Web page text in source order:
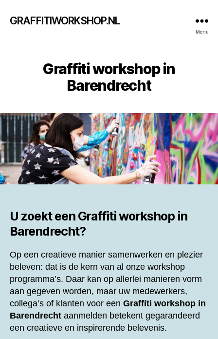
GRAFFITIWORKSHOP.NL
Menu
Graffiti workshop in
Barendrecht
U zoekt een Graffiti workshop in
Barendrecht?
Op een creatieve manier samenwerken en plezier
beleven: dat is de kern van al onze workshop
programma’s. Daar kan op allerlei manieren vorm
aan gegeven worden, maar uw medewerkers,
collega’s of klanten voor een Graffiti workshop in
Barendrecht aanmelden betekent gegarandeerd
een creatieve en inspirerende belevenis.